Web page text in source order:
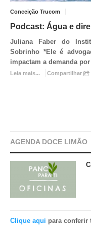
Conceição Trucom
Podcast: Água e
Juliana Faber do
Sobrinho *Ele é
impactam a demanda
Leia mais... Compartilhar
AGENDA DOCE LIMÃO
Clique aqui para conferir